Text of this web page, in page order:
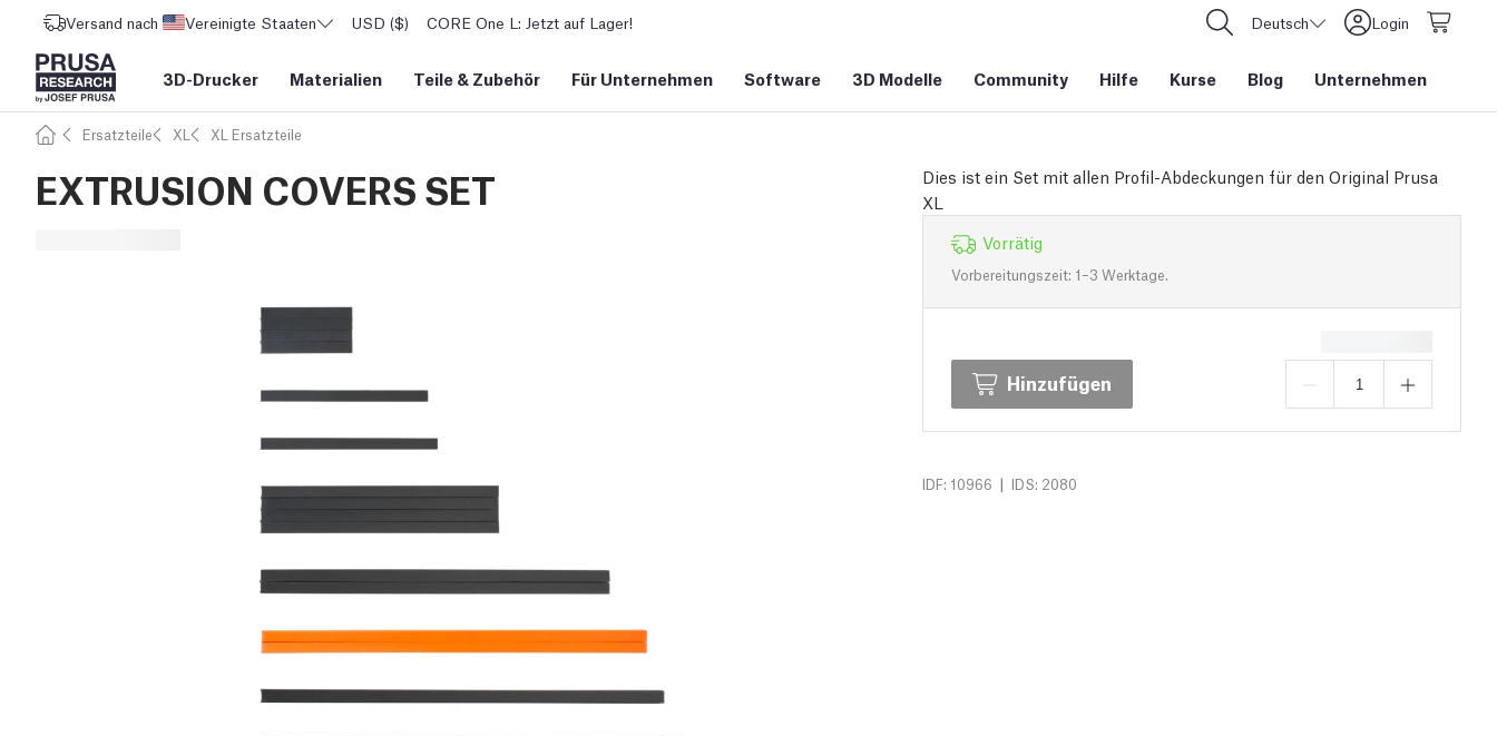
Versand nach Vereinigte Staaten USD ($) CORE One L: Jetzt auf Lager! Deutsch Login
3D-Drucker Materialien Teile & Zubehör Für Unternehmen Software 3D Modelle Community Hilfe Kurse Blog Unternehmen
Ersatzteile XL XL Ersatzteile
EXTRUSION COVERS SET
Dies ist ein Set mit allen Profil-Abdeckungen für den Original Prusa
XL
Vorrätig
Vorbereitungszeit: 1–3 Werktage.
Hinzufügen
IDF: 10966 | IDS: 2080